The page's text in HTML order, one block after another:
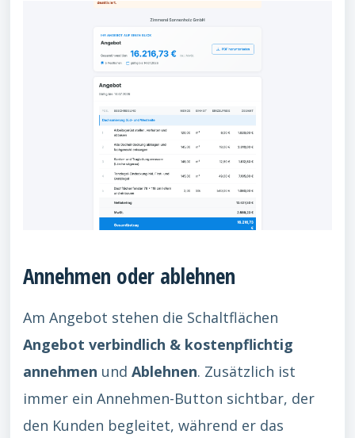
Annehmen oder ablehnen
Am Angebot stehen die Schaltflächen
Angebot verbindlich & kostenpflichtig
annehmen und Ablehnen. Zusätzlich ist
immer ein Annehmen-Button sichtbar, der
den Kunden begleitet, während er das